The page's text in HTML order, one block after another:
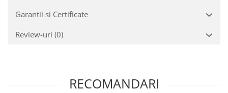
Garantii si Certificate
Review-uri (0)
RECOMANDARI